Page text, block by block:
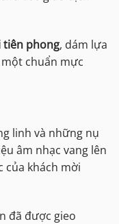
tiên phong, dám lựa
một chuẩn mực
linh và những nụ
âm nhạc vang lên
của khách mời
đã được gieo